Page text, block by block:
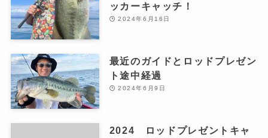
ッカーキャッチ！
2024年6月16日
最近のガイドとロッドプレゼン
ト途中経過
2024年6月9日
2024 ロッドプレゼントキャ